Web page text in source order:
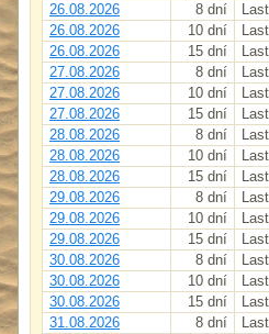
26.08.2026
8 dní
26.08.2026
10 dní
26.08.2026
15 dní
27.08.2026
8 dní
27.08.2026
10 dní
27.08.2026
15 dní
28.08.2026
8 dní
28.08.2026
10 dní
28.08.2026
15 dní
29.08.2026
8 dní
29.08.2026
10 dní
29.08.2026
15 dní
30.08.2026
8 dní
30.08.2026
10 dní
30.08.2026
15 dní
31.08.2026
8 dní